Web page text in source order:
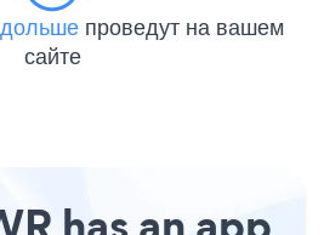
проведут на вашем
сайте